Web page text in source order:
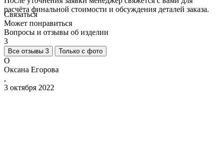
расчёта финальной стоимости и обсуждения деталей заказа.
Связаться
Может понравиться
Вопросы и отзывы об изделии
3
Все отзывы 3 Только с фото
О
Оксана Егорова
,
3 октября 2022